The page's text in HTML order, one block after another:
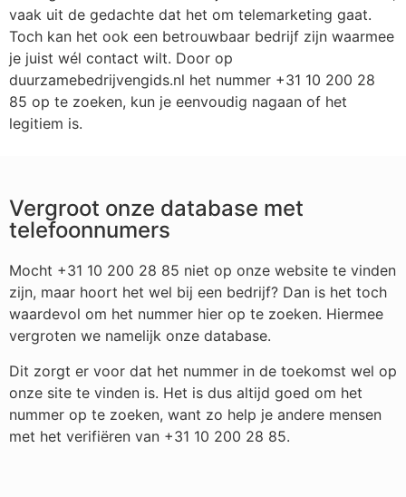
vaak uit de gedachte dat het om telemarketing gaat.
Toch kan het ook een betrouwbaar bedrijf zijn waarmee
je juist wél contact wilt. Door op
duurzamebedrijvengids.nl het nummer +31 10 200 28
85 op te zoeken, kun je eenvoudig nagaan of het
legitiem is.
Vergroot onze database met
telefoonnumers
Mocht +31 10 200 28 85 niet op onze website te vinden
zijn, maar hoort het wel bij een bedrijf? Dan is het toch
waardevol om het nummer hier op te zoeken. Hiermee
vergroten we namelijk onze database.
Dit zorgt er voor dat het nummer in de toekomst wel op
onze site te vinden is. Het is dus altijd goed om het
nummer op te zoeken, want zo help je andere mensen
met het verifiëren van +31 10 200 28 85.